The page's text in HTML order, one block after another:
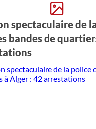
spectaculaire de
bandes de